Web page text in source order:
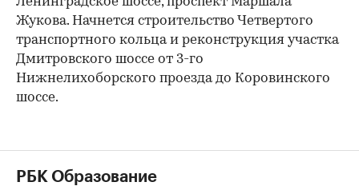
Жукова. Начнется строительство Четвертого
транспортного кольца и реконструкция участка
Дмитровского шоссе от 3-го
Нижнелихоборского проезда до Коровинского
шоссе.
РБК Образование